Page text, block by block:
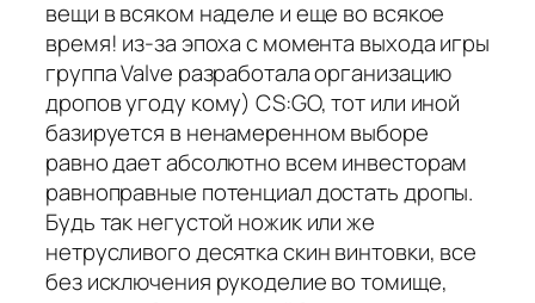
вещи в всяком наделе и еще во всякое
время! из-за эпоха с момента выхода игры
группа Valve разработала организацию
дропов угоду кому) CS:GO, тот или иной
базируется в ненамеренном выборе
равно дает абсолютно всем инвесторам
равноправные потенциал достать дропы.
Будь так негустой ножик или же
нетрусливого десятка скин винтовки, все
без исключения рукоделие во томище,